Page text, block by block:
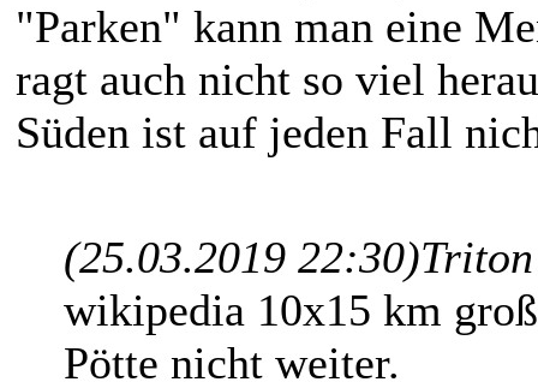
"Parken" kann man eine
ragt auch nicht so viel
Süden ist auf jeden Fall
(25.03.2019 22:30)
wikipedia 10x15 km
Pötte nicht weiter.